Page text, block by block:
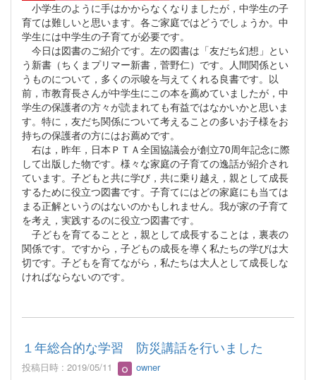
小学生のように手はかからなくなりましたが，中学生の子
育ては難しいと思います。各ご家庭ではどうでしょうか。中
学生には中学生の子育てが必要です。
今日は図書のご紹介です。左の図書は「友だち幻想」とい
う新書（ちくまプリマー新書，菅野仁）です。人間関係とい
うものについて，多くの示唆を与えてくれる良書です。以
前，市教育長さんが中学生にこの本を薦めていましたが，中
学生の保護者の方々が読まれても有益ではなかいかと思いま
す。特に，友だち関係について考えることの多いお子様をお
持ちの保護者の方にはお薦めです。
右は，昨年，日本ＰＴＡ全国協議会が創立70周年記念に際
して出版した物です。様々な家庭の子育ての逸話が紹介され
ています。子どもと共に学び，共に乗り越え，親として成長
するために役立つ図書です。子育てにはどの家庭にも当ては
まる正解というのはないのかもしれません。我が家の子育て
を考え，実践するのに役立つ図書です。
子どもを育てることと，親として成長することは，裏表の
関係です。ですから，子どもの成長を導く私たちの学びは大
切です。子どもを育てながら，私たちは大人として成長しな
ければならないのです。
１年総合的な学習 防災講話を行いました
投稿日時 : 2019/05/11 owner